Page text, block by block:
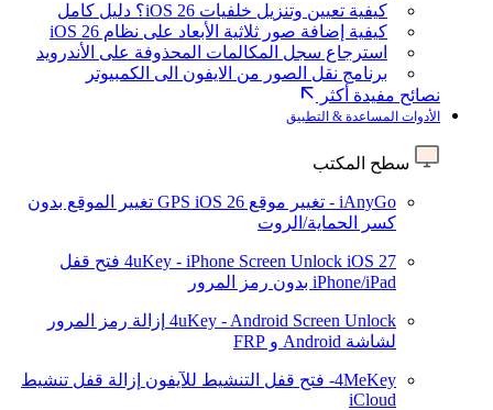
كيفية تعيين وتنزيل خلفيات iOS 26؟ دليل كامل
كيفية إضافة صور ثلاثية الأبعاد على نظام iOS 26
استرجاع سجل المكالمات المحذوفة على الأندرويد
برنامج نقل الصور من الايفون الى الكمبيوتر
نصائح مفيدة أكثر
الأدوات المساعدة & التطبيق
سطح المكتب
iAnyGo - تغيير موقع GPS iOS 26
تغيير الموقع بدون
كسر الحماية/الروت
4uKey - iPhone Screen Unlock iOS 27
فتح قفل
iPhone/iPad بدون رمز المرور
4uKey - Android Screen Unlock إزالة رمز المرور
لشاشة Android و FRP
4MeKey- فتح قفل التنشيط للآيفون
إزالة قفل تنشيط
iCloud